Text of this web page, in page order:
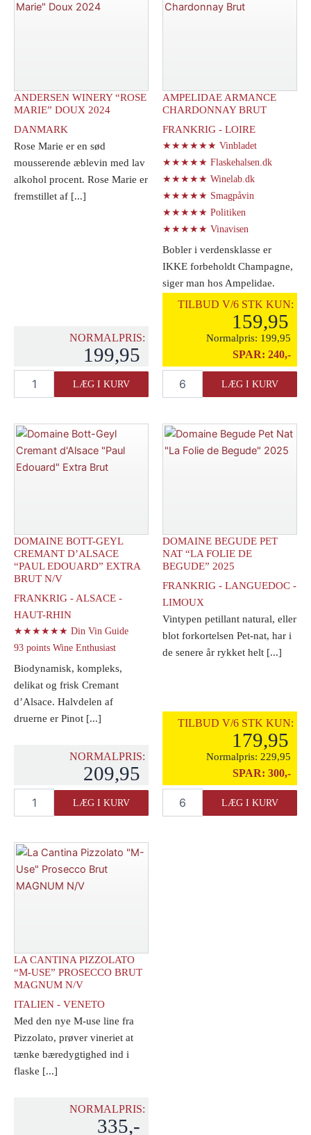
ANDERSEN WINERY “ROSE
MARIE” DOUX 2024
DANMARK
Rose Marie er en sød
mousserende æblevin med lav
alkohol procent. Rose Marie er
fremstillet af [...]
NORMALPRIS:
199,95
Andersen
Winery
Doux
2024
LÆG I KURV
AMPELIDAE ARMANCE
CHARDONNAY BRUT
FRANKRIG - LOIRE
★★★★★★ Vinbladet
★★★★★ Flaskehalsen.dk
★★★★★ Winelab.dk
★★★★★ Smagpåvin
★★★★★ Politiken
★★★★★ Vinavisen
Bobler i verdensklasse er
IKKE forbeholdt Champagne,
siger man hos Ampelidae.
Armance [...]
TILBUD V/6 STK KUN:
159,95
Normalpris: 199,95
SPAR: 240,-
Ampelidae
Armance
antal
LÆG I KURV
DOMAINE BOTT-GEYL
CREMANT D’ALSACE
“PAUL EDOUARD” EXTRA
BRUT N/V
FRANKRIG - ALSACE -
HAUT-RHIN
★★★★★★ Din Vin Guide
93 points Wine Enthusiast
Biodynamisk, kompleks,
delikat og frisk Cremant
d’Alsace. Halvdelen af
druerne er Pinot [...]
NORMALPRIS:
209,95
Bott-
d'Alsace
"Paul
Extra
LÆG I KURV
DOMAINE BEGUDE PET
NAT “LA FOLIE DE
BEGUDE” 2025
FRANKRIG - LANGUEDOC -
LIMOUX
Vintypen petillant natural, eller
blot forkortelsen Pet-nat, har i
de senere år rykket helt [...]
TILBUD V/6 STK KUN:
179,95
Normalpris: 229,95
SPAR: 300,-
Begude
LÆG I KURV
LA CANTINA PIZZOLATO
“M-USE” PROSECCO BRUT
MAGNUM N/V
ITALIEN - VENETO
Med den nye M-use line fra
Pizzolato, prøver vineriet at
tænke bæredygtighed ind i
flaske [...]
NORMALPRIS:
335,-